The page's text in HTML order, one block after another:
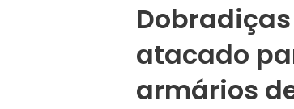
atacado
armários